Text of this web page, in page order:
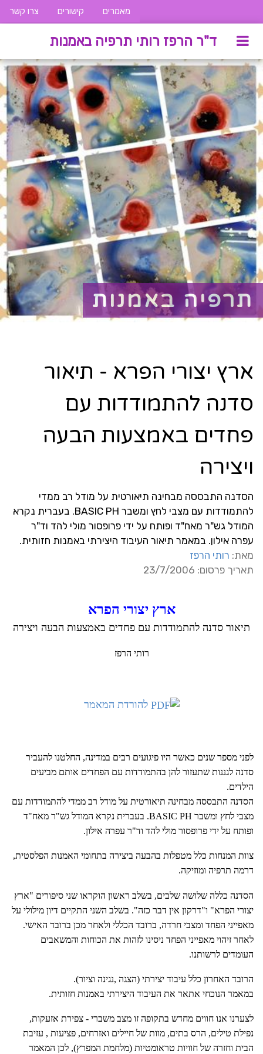
מאמרים קישורים צרו קשר
ד"ר הרפז רותי תרפיה באמנות
תרפיה באמנות
ארץ יצורי הפרא - תיאור
סדנה להתמודדות עם
פחדים באמצעות הבעה
ויצירה
הסדנה התבססה מבחינה תיאורטית על מודל רב ממדי
להתמודדות עם מצבי לחץ ומשבר BASIC PH. בעברית נקרא
המודל גש"ר מאח"ד ופותח על ידי פרופסור מולי להד וד"ר
עפרה אילון. במאמר תיאור העיבוד היצירתי באמנות חזותית.
מאת: רותי הרפז
תאריך פרסום: 23/7/2006
ארץ יצורי הפרא
תיאור סדנה להתמודדות עם פחדים באמצעות הבעה ויצירה
רותי הרפז
להורדת המאמר
לפני מספר שנים כאשר היו פיגועים רבים במדינה, החלטנו להעביר
סדנה לגננות שתעזור להן בהתמודדות עם הפחדים אותם מביעים
הילדים.
הסדנה התבססה מבחינה תיאורטית על מודל רב ממדי להתמודדות עם
מצבי לחץ ומשבר BASIC PH. בעברית נקרא המודל גש"ר מאח"ד
ופותח על ידי פרופסור מולי להד וד"ר עפרה אילון.
צוות המנחות כלל מטפלות בהבעה ביצירה בתחומי האמנות הפלסטית,
דרמה תרפיה ומוזיקה.
הסדנה כללה שלושה שלבים, בשלב ראשון הוקראו שני סיפורים "ארץ
יצורי הפרא" ו"דרקון אין דבר כזה". בשלב השני התקיים דיון מילולי על
מאפייני הפחד ומצבי חרדה, ברובד הכללי ולאחר מכן ברובד האישי.
לאחר זיהוי מאפייני הפחד ניסינו לזהות את הכוחות והמשאבים
העומדים לרשותנו.
הרובד האחרון כלל עיבוד יצירתי (הצגה ,נגינה וציור).
במאמר הנוכחי אתאר את העיבוד היצירתי באמנות חזותית.
לצערנו אנו חווים מחדש בתקופה זו מצב משברי - צפירת אזעקות,
נפילת טילים, הרס בתים, מוות של חיילים ואזרחים, פציעות , עזיבת
הבית וחזרה של חוויות טראומטיות (מלחמת המפרץ), לכן המאמר